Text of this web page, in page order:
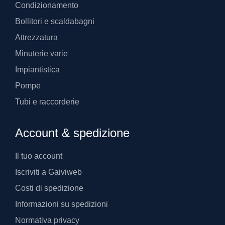
Condizionamento
Bollitori e scaldabagni
Attrezzatura
Minuterie varie
Impiantistica
Pompe
Tubi e raccorderie
Account & spedizione
Il tuo account
Iscriviti a Gaiviweb
Costi di spedizione
Informazioni su spedizioni
Normativa privacy